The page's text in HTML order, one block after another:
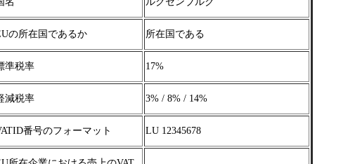
の所在国であるか 所在国である
準税率 17%
減税率 3% / 8% / 14%
番号のフォーマット LU 12345678